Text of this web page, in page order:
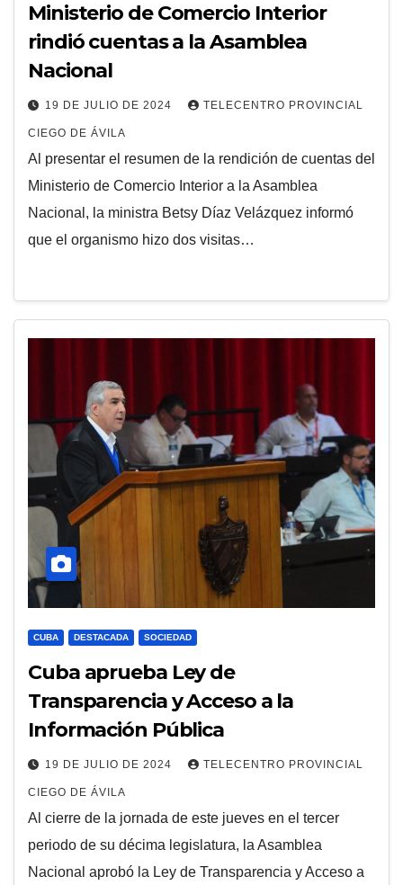
Ministerio de Comercio Interior
rindió cuentas a la Asamblea
Nacional
19 DE JULIO DE 2024 TELECENTRO PROVINCIAL
CIEGO DE ÁVILA
Al presentar el resumen de la rendición de cuentas del
Ministerio de Comercio Interior a la Asamblea
Nacional, la ministra Betsy Díaz Velázquez informó
que el organismo hizo dos visitas…
CUBA DESTACADA SOCIEDAD
Cuba aprueba Ley de
Transparencia y Acceso a la
Información Pública
19 DE JULIO DE 2024 TELECENTRO PROVINCIAL
CIEGO DE ÁVILA
Al cierre de la jornada de este jueves en el tercer
periodo de su décima legislatura, la Asamblea
Nacional aprobó la Ley de Transparencia y Acceso a